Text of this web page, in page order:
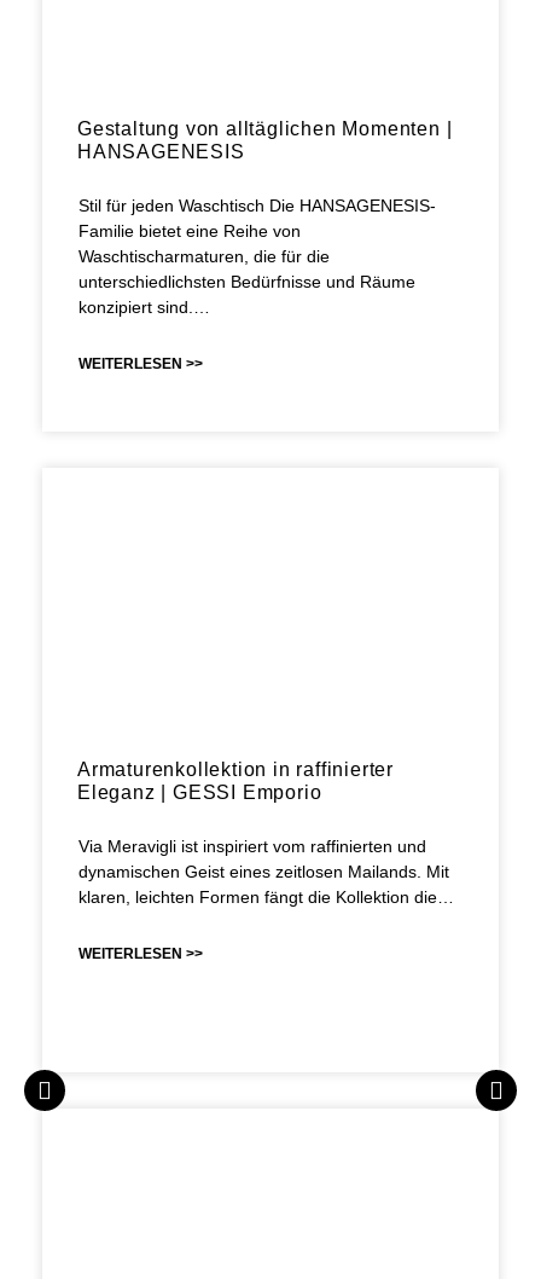
Gestaltung von alltäglichen Momenten |
HANSAGENESIS
Stil für jeden Waschtisch Die HANSAGENESIS-
Familie bietet eine Reihe von
Waschtischarmaturen, die für die
unterschiedlichsten Bedürfnisse und Räume
konzipiert sind.…
WEITERLESEN >>
Armaturenkollektion in raffinierter
Eleganz | GESSI Emporio
Via Meravigli ist inspiriert vom raffinierten und
dynamischen Geist eines zeitlosen Mailands. Mit
klaren, leichten Formen fängt die Kollektion die…
WEITERLESEN >>